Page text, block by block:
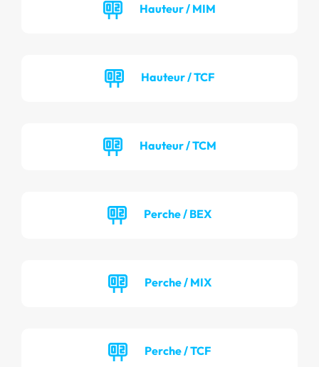
Hauteur / MIM
Hauteur / TCF
Hauteur / TCM
Perche / BEX
Perche / MIX
Perche / TCF